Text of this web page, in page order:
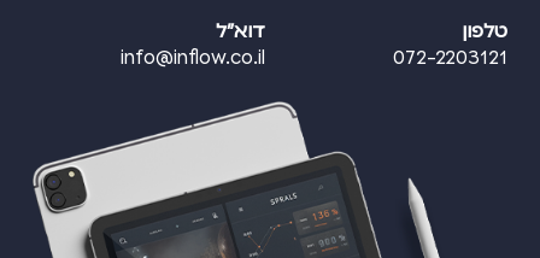
דוא"ל
info@inflow.co.il
טלפון
072-2203121